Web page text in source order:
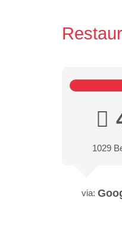
1029
via: